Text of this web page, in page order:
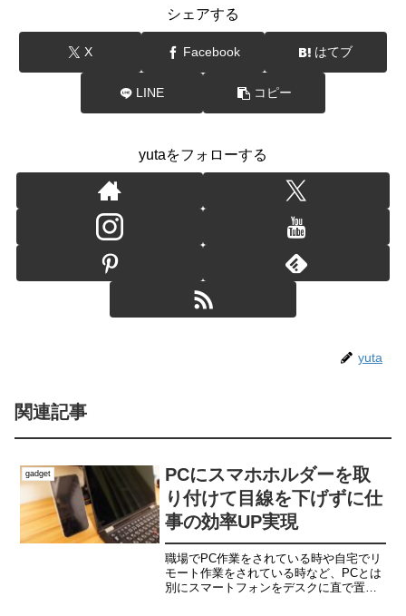
シェアする
X Facebook はてブ
LINE コピー
yutaをフォローする
yuta
関連記事
gadget
PCにスマホホルダーを取
り付けて目線を下げずに仕
事の効率UP実現
職場でPC作業をされている時や自宅でリ
モート作業をされている時など、PCとは
別にスマートフォンをデスクに直で置い